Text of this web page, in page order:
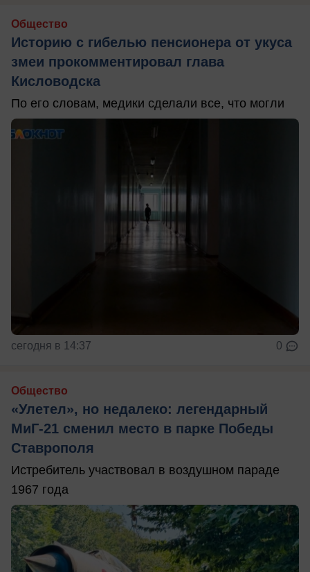
Общество
Историю с гибелью пенсионера от укуса
змеи прокомментировал глава
Кисловодска
По его словам, медики сделали все, что могли
сегодня в 14:37 0
Общество
«Улетел», но недалеко: легендарный
МиГ-21 сменил место в парке Победы
Ставрополя
Истребитель участвовал в воздушном параде
1967 года